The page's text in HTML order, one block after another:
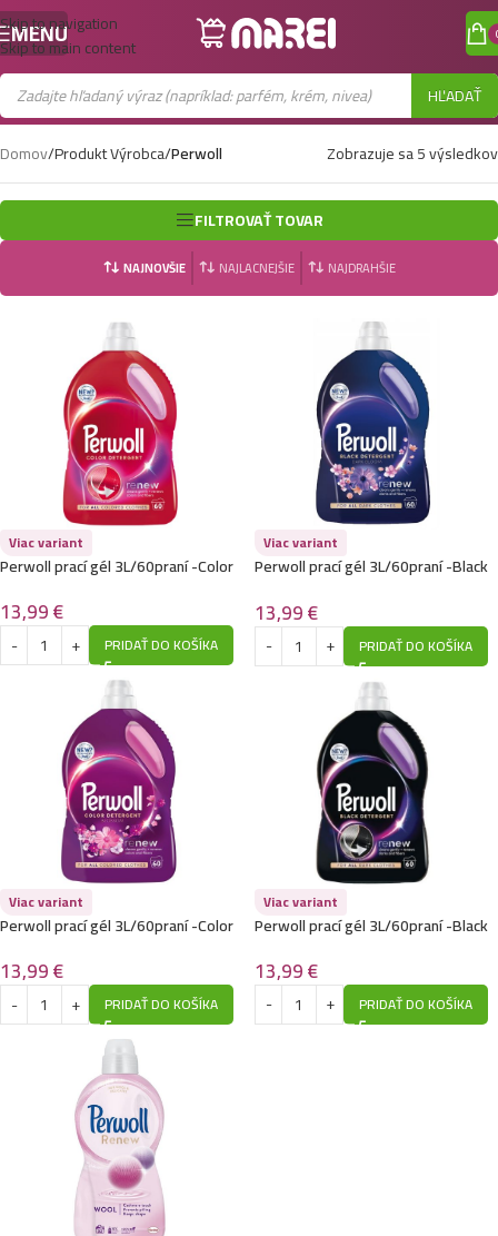
Skip to navigation
Skip to main content
MENU
HĽADAŤ
Domov/Produkt Výrobca/Perwoll Zobrazuje sa 5 výsledkov
FILTROVAŤ TOVAR
NAJNOVŠIE NAJLACNEJŠIE NAJDRAHŠIE
Viac variant
Perwoll prací gél 3L/60praní -Color
13,99€
PRIDAŤ DO KOŠÍKA
Viac variant
Perwoll prací gél 3L/60praní -Black
13,99€
PRIDAŤ DO KOŠÍKA
Viac variant
Perwoll prací gél 3L/60praní -Color
13,99€
PRIDAŤ DO KOŠÍKA
Viac variant
Perwoll prací gél 3L/60praní -Black
13,99€
PRIDAŤ DO KOŠÍKA